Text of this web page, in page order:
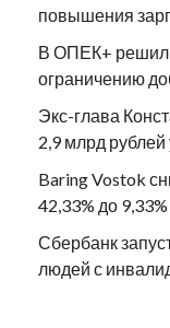
повышения
В ОПЕК+
ограничению
Экс-глава
2,9 млрд рублей
Baring Vostok
42,33% до 9,33%
Сбербанк
людей с